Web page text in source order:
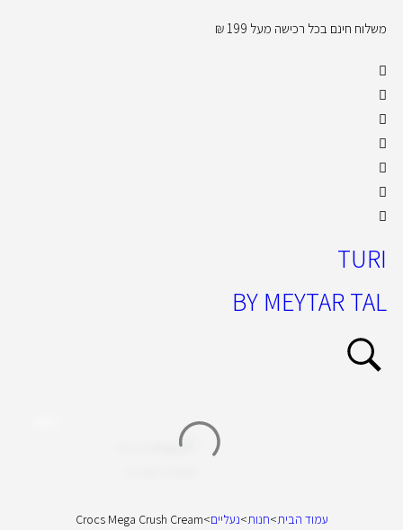
משלוח חינם בכל רכישה מעל 199 ₪
TURI
BY MEYTAR TAL
עמוד הבית>חנות>נעליים>
Crocs Mega Crush Cream